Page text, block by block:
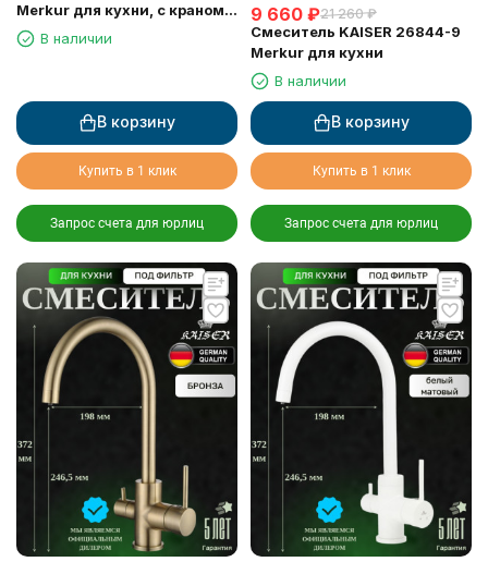
Merkur для кухни, с краном
для питьевой воды,
бежевый мрамор
В наличии
В корзину
Купить в 1 клик
Запрос счета для юрлиц
9 660 ₽21 260 ₽
Смеситель KAISER 26844-9
Merkur для кухни
В наличии
В корзину
Купить в 1 клик
Запрос счета для юрлиц